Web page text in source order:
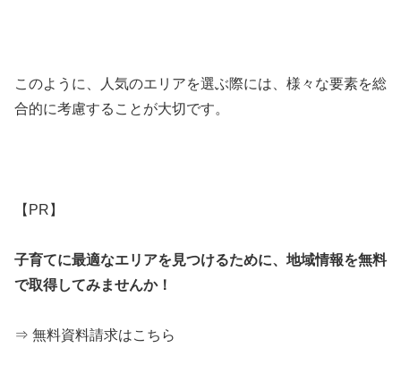
このように、人気のエリアを選ぶ際には、様々な要素を総
合的に考慮することが大切です。
【PR】
子育てに最適なエリアを見つけるために、地域情報を無料
で取得してみませんか！
⇒ 無料資料請求はこちら